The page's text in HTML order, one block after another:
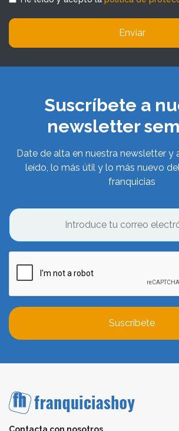
Enviar
Suscríbete a
newsletter
Date de alta en nuestra newsletter y
leído, lo más útil y lo más nuevo
franquicias
Suscríbete
Contacta con nosotros